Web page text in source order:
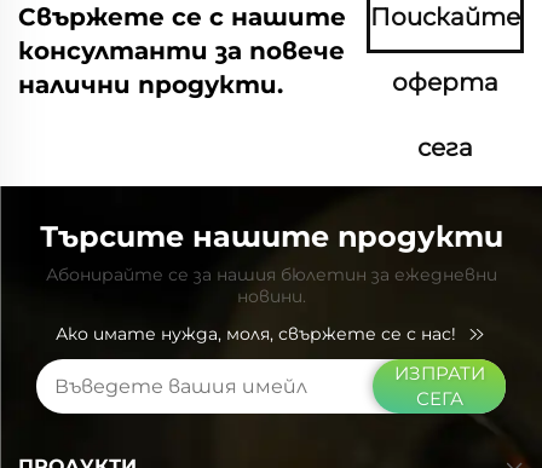
Свържете се с нашите
консултанти за повече
налични продукти.
Поискайте
оферта
сега
Търсите нашите продукти
Абонирайте се за нашия бюлетин за ежедневни
новини.
Ако имате нужда, моля, свържете се с нас!
ИЗПРАТИ
СЕГА